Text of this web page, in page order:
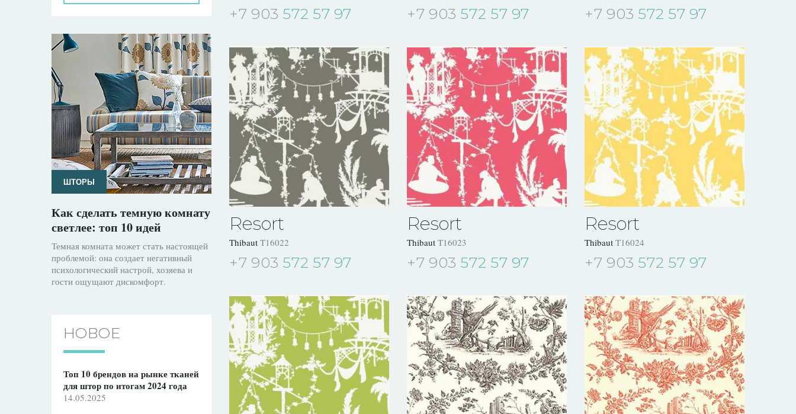
ШТОРЫ
Как сделать темную комнату
светлее: топ 10 идей
Темная комната может стать настоящей
проблемой: она создает негативный
психологический настрой, хозяева и
гости ощущают дискомфорт.
НОВОЕ
Топ 10 брендов на рынке тканей
для штор по итогам 2024 года
14.05.2025
+7 903 572 57 97 +7 903 572 57 97 +7 903 572 57 97
Resort
Thibaut T16022
+7 903 572 57 97
Resort
Thibaut T16023
+7 903 572 57 97
Resort
Thibaut T16024
+7 903 572 57 97